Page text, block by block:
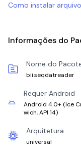
Como instalar arquivo
Informações do
Nome do
bii.seqdatreader
Requer Android
Android 4.0+(Ice
wich, API 14)
Arquitetura
universal